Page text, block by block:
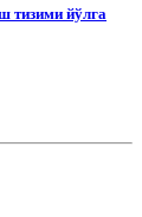
тизими йўлга